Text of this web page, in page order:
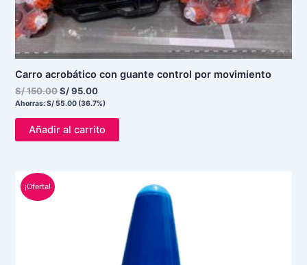
Carro acrobático con guante control por movimiento
S/150.00S/95.00
Ahorras:S/55.00 (36.7%)
Añadir al carrito
¡Oferta!
El
precio
original